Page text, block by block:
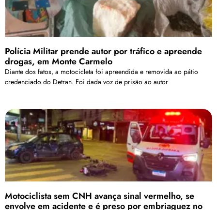
Polícia Militar prende autor por tráfico e apreende
drogas, em Monte Carmelo
Diante dos fatos, a motocicleta foi apreendida e removida ao pátio
credenciado do Detran. Foi dada voz de prisão ao autor
Motociclista sem CNH avança sinal vermelho, se
envolve em acidente e é preso por embriaguez no